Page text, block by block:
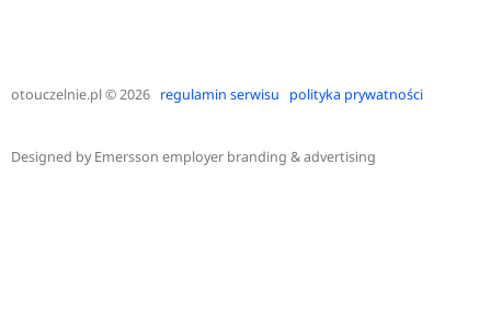
otouczelnie.pl© 2026 regulamin serwisu polityka prywatności
Designed byEmersson employer branding & advertising